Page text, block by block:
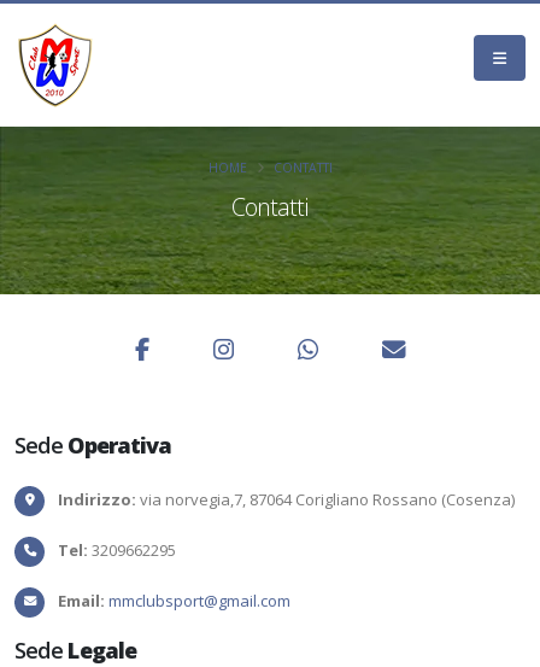
Contatti
HOME CONTATTI
Sede Operativa
Indirizzo: via norvegia,7, 87064 Corigliano Rossano (Cosenza)
Tel: 3209662295
Email: mmclubsport@gmail.com
Sede Legale